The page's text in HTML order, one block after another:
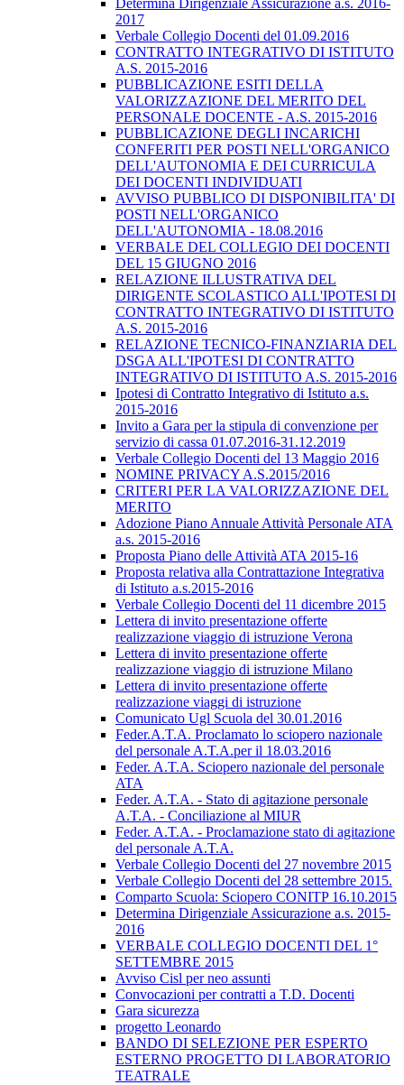
Determina Dirigenziale Assicurazione a.s. 2016-
2017
Verbale Collegio Docenti del 01.09.2016
CONTRATTO INTEGRATIVO DI ISTITUTO
A.S. 2015-2016
PUBBLICAZIONE ESITI DELLA
VALORIZZAZIONE DEL MERITO DEL
PERSONALE DOCENTE - A.S. 2015-2016
PUBBLICAZIONE DEGLI INCARICHI
CONFERITI PER POSTI NELL'ORGANICO
DELL'AUTONOMIA E DEI CURRICULA
DEI DOCENTI INDIVIDUATI
AVVISO PUBBLICO DI DISPONIBILITA' DI
POSTI NELL'ORGANICO
DELL'AUTONOMIA - 18.08.2016
VERBALE DEL COLLEGIO DEI DOCENTI
DEL 15 GIUGNO 2016
RELAZIONE ILLUSTRATIVA DEL
DIRIGENTE SCOLASTICO ALL'IPOTESI DI
CONTRATTO INTEGRATIVO DI ISTITUTO
A.S. 2015-2016
RELAZIONE TECNICO-FINANZIARIA DEL
DSGA ALL'IPOTESI DI CONTRATTO
INTEGRATIVO DI ISTITUTO A.S. 2015-2016
Ipotesi di Contratto Integrativo di Istituto a.s.
2015-2016
Invito a Gara per la stipula di convenzione per
servizio di cassa 01.07.2016-31.12.2019
Verbale Collegio Docenti del 13 Maggio 2016
NOMINE PRIVACY A.S.2015/2016
CRITERI PER LA VALORIZZAZIONE DEL
MERITO
Adozione Piano Annuale Attività Personale ATA
a.s. 2015-2016
Proposta Piano delle Attività ATA 2015-16
Proposta relativa alla Contrattazione Integrativa
di Istituto a.s.2015-2016
Verbale Collegio Docenti del 11 dicembre 2015
Lettera di invito presentazione offerte
realizzazione viaggio di istruzione Verona
Lettera di invito presentazione offerte
realizzazione viaggio di istruzione Milano
Lettera di invito presentazione offerte
realizzazione viaggi di istruzione
Comunicato Ugl Scuola del 30.01.2016
Feder.A.T.A. Proclamato lo sciopero nazionale
del personale A.T.A.per il 18.03.2016
Feder. A.T.A. Sciopero nazionale del personale
ATA
Feder. A.T.A. - Stato di agitazione personale
A.T.A. - Conciliazione al MIUR
Feder. A.T.A. - Proclamazione stato di agitazione
del personale A.T.A.
Verbale Collegio Docenti del 27 novembre 2015
Verbale Collegio Docenti del 28 settembre 2015.
Comparto Scuola: Sciopero CONITP 16.10.2015
Determina Dirigenziale Assicurazione a.s. 2015-
2016
VERBALE COLLEGIO DOCENTI DEL 1°
SETTEMBRE 2015
Avviso Cisl per neo assunti
Convocazioni per contratti a T.D. Docenti
Gara sicurezza
progetto Leonardo
BANDO DI SELEZIONE PER ESPERTO
ESTERNO PROGETTO DI LABORATORIO
TEATRALE